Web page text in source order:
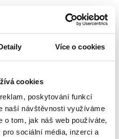
Více o cookies
cookies
poskytování funkcí
naší návštěvnosti využíváme
o tom, jak náš web používáte,
sociální média, inzerci a